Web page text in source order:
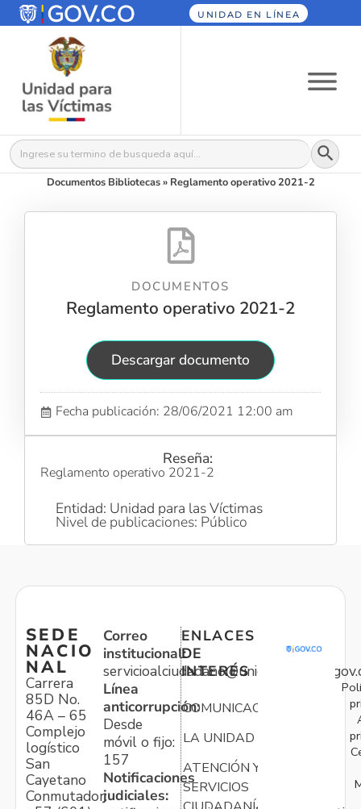
UNIDAD EN LÍNEA
Buscar: Botón
Documentos Bibliotecas» Reglamento operativo 2021-2
DOCUMENTOS
Reglamento operativo 2021-2
Descargar documento
Fecha publicación: 28/06/2021 12:00 am
Reseña:
Reglamento operativo 2021-2
Entidad: Unidad para las Víctimas
Nivel de publicaciones: Público
SEDE
NACIO
NAL
Carrera
85D No.
46A – 65
Complejo
logístico
San
Cayetano
Conmutador:
Correo
institucional:
Línea
anticorrupción:
Desde
móvil o fijo:
157
Notificaciones
judiciales:
ENLACES
DE
INTERÉS
COMUNICACIONES
LA UNIDAD
ATENCIÓN Y
SERVICIOS